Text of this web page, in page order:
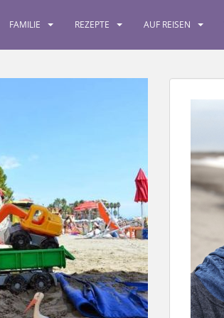
FAMILIE REZEPTE AUF REISEN